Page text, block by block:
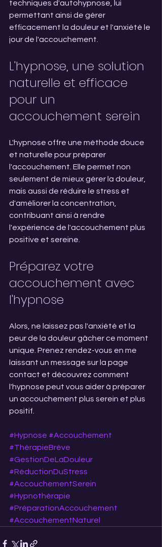
techniques d'autohypnose, lui
permettant ainsi de gérer
efficacement la douleur et l'anxiété le
jour de l'accouchement.
L'hypnose, une solution
naturelle et efficace
pour un
accouchement serein
L'hypnose offre une méthode douce
et naturelle pour préparer
l'accouchement. Elle permet non
seulement de mieux gérer la douleur,
mais aussi de réduire le stress et
d'améliorer la concentration,
contribuant ainsi à rendre
l'expérience de l'accouchement plus
positive et sereine.
Préparez votre
accouchement avec
l'hypnose
Alors, ne laissez pas l'anxiété et la
peur de la douleur gâcher ce moment
unique. Prenez rendez-vous en me
laissant un message sur la page
contact et découvrez comment
l'hypnose peut vous aider à préparer
un accouchement plus serein et plus
positif.
#Hypnose #Accouchement
#ThérapieBrève
#GestionDeLaDouleur
#RéductionDuStress
#AccouchementSerein
#Hypnothérapie
#PréparationAccouchement
#AccouchementNaturel